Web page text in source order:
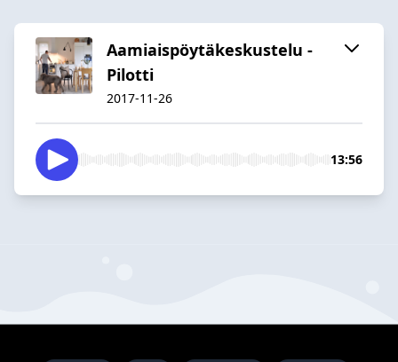
Aamiaispöytäkeskustelu -
Pilotti
2017-11-26
13:56